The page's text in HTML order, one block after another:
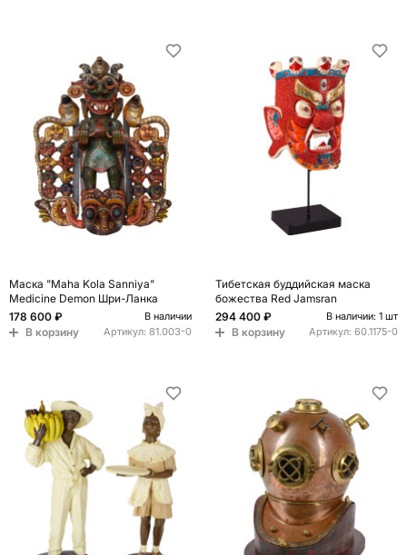
Маска "Maha Kola Sanniya"
Medicine Demon Шри-Ланка
178 600 ₽
В наличии
В корзину Артикул: 81.003-0
Тибетская буддийская маска
божества Red Jamsran
294 400 ₽
В наличии: 1 шт
В корзину Артикул: 60.1175-0